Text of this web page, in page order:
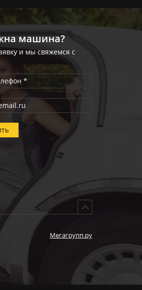
машина?
и мы свяжемся с
Мегагрупп.ру